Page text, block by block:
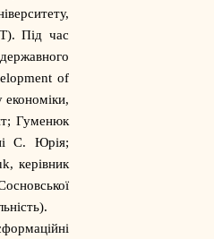
Під час
of
Гуменюк
С. Юрія;
, керівник